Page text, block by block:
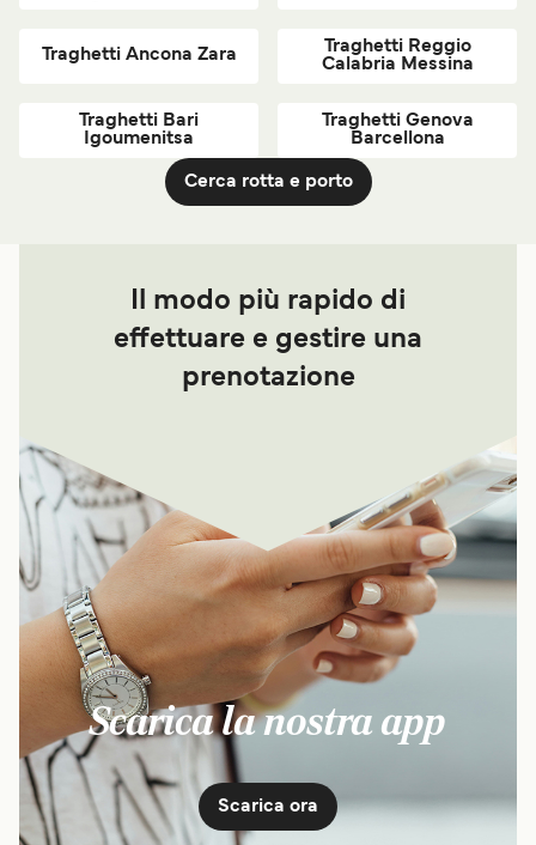
Traghetti Ancona Zara
Traghetti Reggio
Calabria Messina
Traghetti Bari
Igoumenitsa
Traghetti Genova
Barcellona
Cerca rotta e porto
Il modo più rapido di
effettuare e gestire una
prenotazione
Scarica la nostra app
Scarica ora